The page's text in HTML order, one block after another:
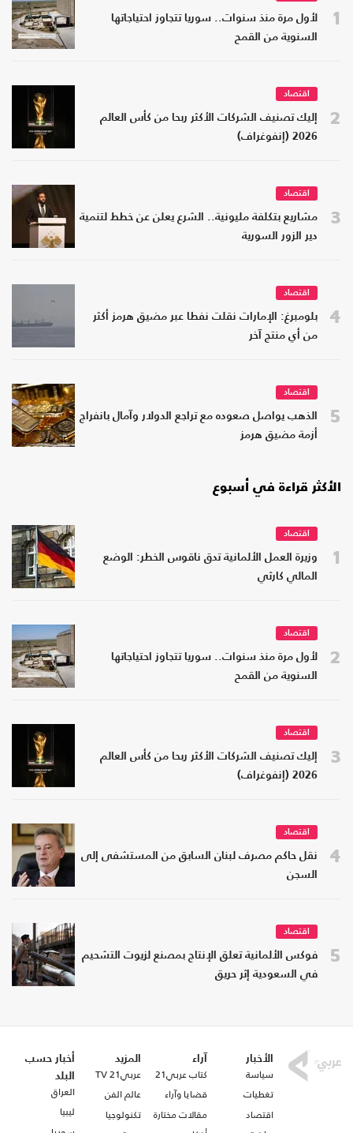
1
لأول مرة منذ سنوات.. سوريا تتجاوز احتياجاتها
السنوية من القمح
2
اقتصاد
إليك تصنيف الشركات الأكثر ربحا من كأس العالم
2026 (إنفوغراف)
3
اقتصاد
مشاريع بتكلفة مليونية.. الشرع يعلن عن خطط لتنمية
دير الزور السورية
4
اقتصاد
بلومبرغ: الإمارات نقلت نفطا عبر مضيق هرمز أكثر
من أي منتج آخر
5
اقتصاد
الذهب يواصل صعوده مع تراجع الدولار وآمال بانفراج
أزمة مضيق هرمز
الأكثر قراءة في أسبوع
1
اقتصاد
وزيرة العمل الألمانية تدق ناقوس الخطر: الوضع
المالي كارثي
2
اقتصاد
لأول مرة منذ سنوات.. سوريا تتجاوز احتياجاتها
السنوية من القمح
3
اقتصاد
إليك تصنيف الشركات الأكثر ربحا من كأس العالم
2026 (إنفوغراف)
4
اقتصاد
نقل حاكم مصرف لبنان السابق من المستشفى إلى
السجن
5
اقتصاد
فوكس الألمانية تعلق الإنتاج بمصنع لزيوت التشحيم
في السعودية إثر حريق
الأخبار
سياسة
تغطيات
اقتصاد
آراء
كتاب عربي21
قضايا وآراء
مقالات مختارة
المزيد
عربي21 TV
عالم الفن
تكنولوجيا
أخبار حسب
البلد
العراق
ليبيا